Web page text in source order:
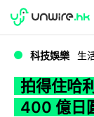
WWDC 2026
科技娛樂 生
拍得住哈
400 億日